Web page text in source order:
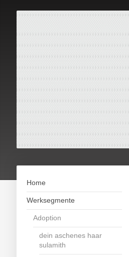
Home
Werksegmente
Adoption
dein aschenes haar
sulamith